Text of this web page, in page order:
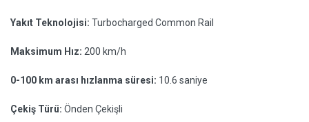
Yakıt Teknolojisi: Turbocharged Common Rail
Maksimum Hız: 200 km/h
0-100 km arası hızlanma süresi: 10.6 saniye
Çekiş Türü: Önden Çekişli